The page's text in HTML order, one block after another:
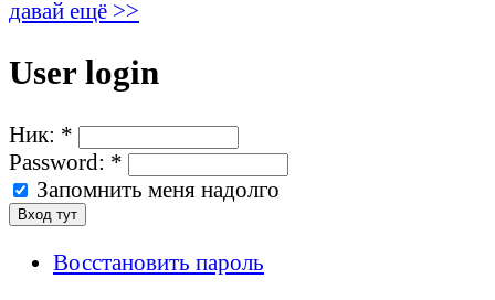
давай ещё >>
User login
Ник: *
Password: *
Запомнить меня надолго
Восстановить пароль